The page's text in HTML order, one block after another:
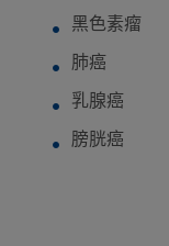
黑色素瘤
肺癌
乳腺癌
膀胱癌